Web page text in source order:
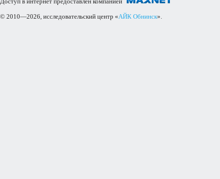
© 2010—2026, исследовательский центр «АЙК Обнинск».